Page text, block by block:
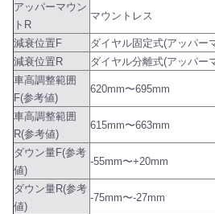
アッパーマウン
トR
マウントレス
減衰位置F
ダイヤル固定式(アッパー
減衰位置R
ダイヤル分離式(アッパー
車高調整範囲
F(参考値)
620mm〜695mm
車高調整範囲
R(参考値)
615mm〜663mm
ダウン量F(参考
値)
-55mm〜+20mm
ダウン量R(参考
値)
-75mm〜-27mm